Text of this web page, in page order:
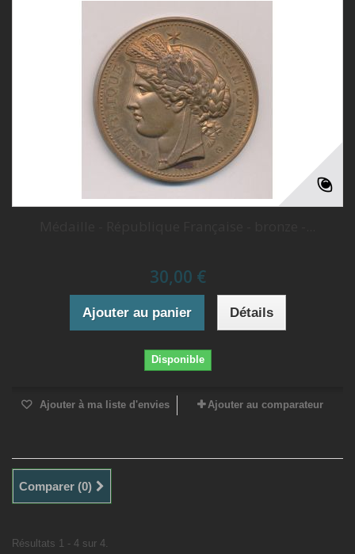
30,00 €
Ajouter au panier Détails
Disponible
Ajouter à ma liste d'envies Ajouter au comparateur
Comparer (0)
Résultats 1 - 4 sur 4.